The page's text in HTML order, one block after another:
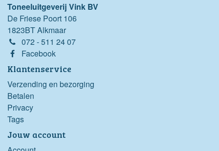
Toneeluitgeverij Vink BV
De Friese Poort 106
1823BT Alkmaar
072 - 511 24 07
Facebook
Klantenservice
Verzending en bezorging
Betalen
Privacy
Tags
Jouw account